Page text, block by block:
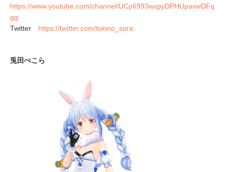
https://www.youtube.com/channel/UCp6993wxpyDPHUpavwDFq
gg
Twitter https://twitter.com/tokino_sora
兎田ぺこら